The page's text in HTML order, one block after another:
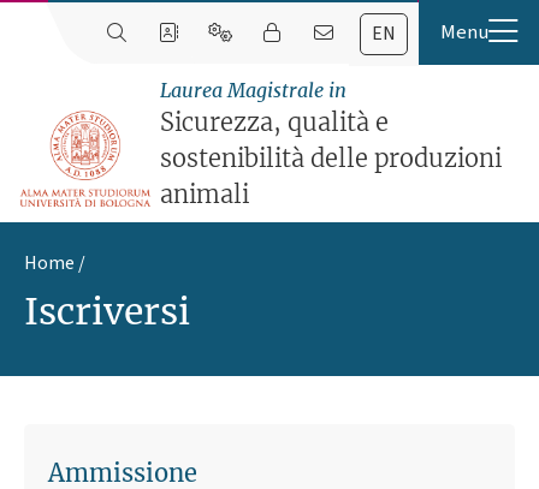
EN
Laurea Magistrale in
Sicurezza, qualità e
sostenibilità delle produzioni
animali
Home
Iscriversi
Ammissione